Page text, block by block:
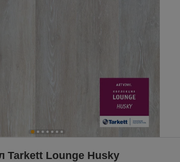
Tarkett Lounge Husky